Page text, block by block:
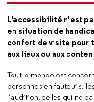
L'accessibilité n'est
en situation de
confort de visite pour
aux lieux ou aux
Tout le monde est
personnes en fauteuils,
l‘audition, celles qui ne